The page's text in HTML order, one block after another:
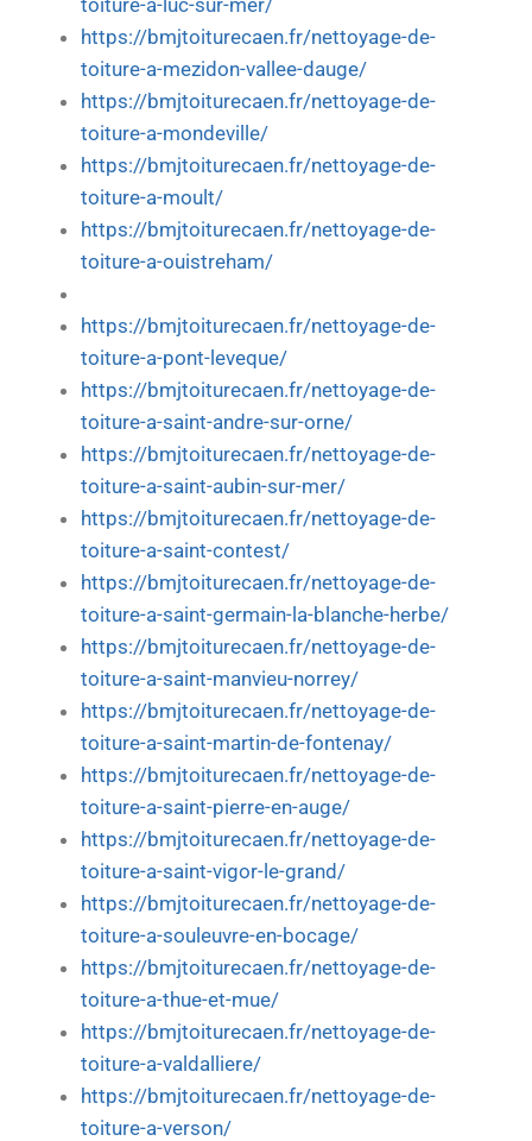
toiture-a-luc-sur-mer/
https://bmjtoiturecaen.fr/nettoyage-de-
toiture-a-mezidon-vallee-dauge/
https://bmjtoiturecaen.fr/nettoyage-de-
toiture-a-mondeville/
https://bmjtoiturecaen.fr/nettoyage-de-
toiture-a-moult/
https://bmjtoiturecaen.fr/nettoyage-de-
toiture-a-ouistreham/
https://bmjtoiturecaen.fr/nettoyage-de-
toiture-a-pont-leveque/
https://bmjtoiturecaen.fr/nettoyage-de-
toiture-a-saint-andre-sur-orne/
https://bmjtoiturecaen.fr/nettoyage-de-
toiture-a-saint-aubin-sur-mer/
https://bmjtoiturecaen.fr/nettoyage-de-
toiture-a-saint-contest/
https://bmjtoiturecaen.fr/nettoyage-de-
toiture-a-saint-germain-la-blanche-herbe/
https://bmjtoiturecaen.fr/nettoyage-de-
toiture-a-saint-manvieu-norrey/
https://bmjtoiturecaen.fr/nettoyage-de-
toiture-a-saint-martin-de-fontenay/
https://bmjtoiturecaen.fr/nettoyage-de-
toiture-a-saint-pierre-en-auge/
https://bmjtoiturecaen.fr/nettoyage-de-
toiture-a-saint-vigor-le-grand/
https://bmjtoiturecaen.fr/nettoyage-de-
toiture-a-souleuvre-en-bocage/
https://bmjtoiturecaen.fr/nettoyage-de-
toiture-a-thue-et-mue/
https://bmjtoiturecaen.fr/nettoyage-de-
toiture-a-valdalliere/
https://bmjtoiturecaen.fr/nettoyage-de-
toiture-a-verson/